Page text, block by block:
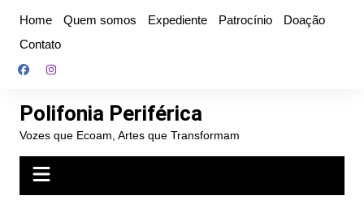
conteúdo
Home Quem somos Expediente Patrocínio
Doação
Contato
Polifonia Periférica
Vozes que Ecoam, Artes que Transformam